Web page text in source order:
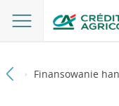
Finansowanie